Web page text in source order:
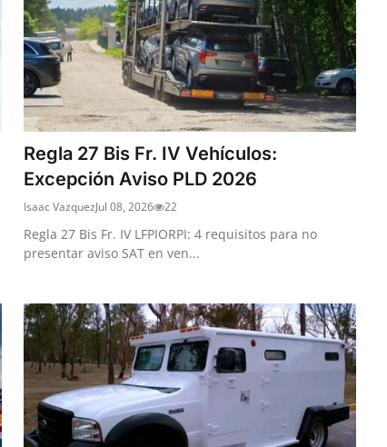
Regla 27 Bis Fr. IV Vehículos:
Excepción Aviso PLD 2026
Isaac VazquezJul 08, 2026 22
Regla 27 Bis Fr. IV LFPIORPI: 4 requisitos para no
presentar aviso SAT en ven...